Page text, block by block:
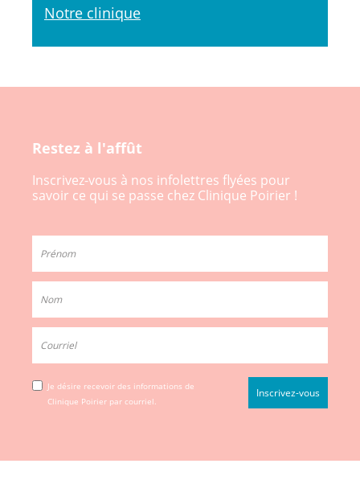
Notre clinique
Restez à l'affût
Inscrivez-vous à nos infolettres flyées pour
savoir ce qui se passe chez Clinique Poirier !
Je désire recevoir des informations de
Clinique Poirier par courriel.